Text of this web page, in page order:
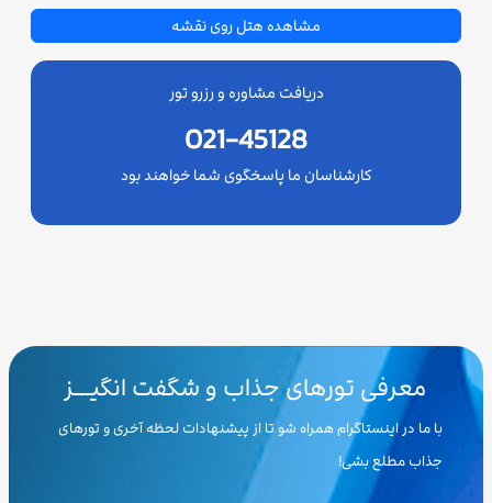
مشاهده هتل روی نقشه
دریافت مشاوره و رزرو تور
021-45128
کارشناسان ما پاسخگوی شما خواهند بود
معرفی تورهای جذاب و شگفت انگیـــز
با ما در اینستاگرام همراه شو تا از پیشنهادات لحظه آخری و تورهای
جذاب مطلع بشی!